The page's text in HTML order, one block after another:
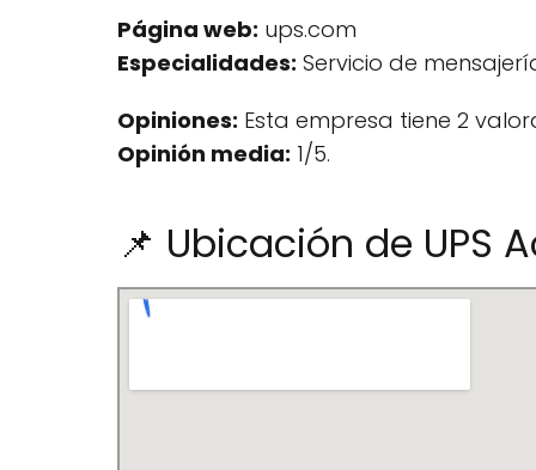
Página web: ups.com
Especialidades: Servicio de
Opiniones: Esta empresa tiene 2
Opinión media: 1/5.
📌 Ubicación de UPS